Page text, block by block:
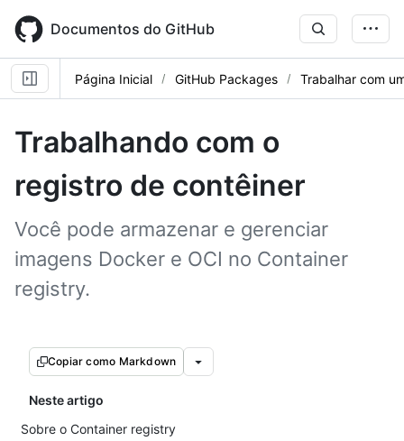
main
content
Documentos do GitHub
Página Inicial GitHub Packages Trabalhar com
Trabalhando com o
registro de contêiner
Você pode armazenar e gerenciar
imagens Docker e OCI no Container
registry.
Copiar como Markdown
Neste artigo
Sobre o Container registry